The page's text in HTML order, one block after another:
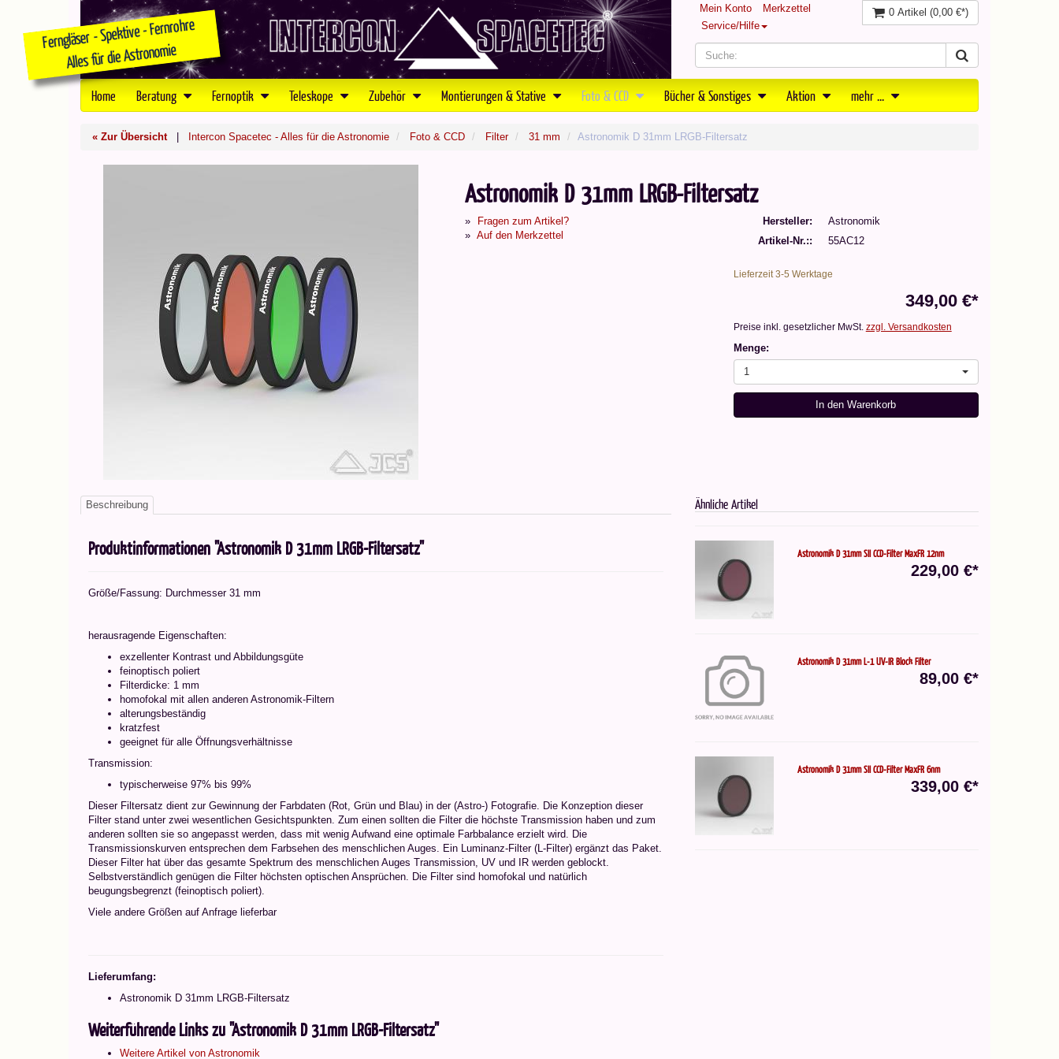
Mein Konto
Merkzettel
Service/Hilfe
0 Artikel (0,00 €*)
Home Beratung Fernoptik Teleskope Zubehör Montierungen & Stative Foto & CCD Bücher & Sonstiges Aktion mehr ...
« Zur Übersicht| Intercon Spacetec - Alles für die Astronomie Foto & CCD Filter 31 mm Astronomik D 31mm LRGB-Filtersatz
Astronomik D 31mm LRGB-Filtersatz
Fragen zum Artikel?
Auf den Merkzettel
Hersteller
Astronomik
Artikel-Nr.:
55AC12
Lieferzeit 3-5 Werktage
349,00 €*
Preise inkl. gesetzlicher MwSt. zzgl. Versandkosten
Menge:
1
In den Warenkorb
Beschreibung
Produktinformationen "Astronomik D 31mm LRGB-Filtersatz"
Größe/Fassung: Durchmesser 31 mm
herausragende Eigenschaften:
exzellenter Kontrast und Abbildungsgüte
feinoptisch poliert
Filterdicke: 1 mm
homofokal mit allen anderen Astronomik-Filtern
alterungsbeständig
kratzfest
geeignet für alle Öffnungsverhältnisse
Transmission:
typischerweise 97% bis 99%
Dieser Filtersatz dient zur Gewinnung der Farbdaten (Rot, Grün und Blau) in der (Astro-) Fotografie. Die Konzeption dieser
Filter stand unter zwei wesentlichen Gesichtspunkten. Zum einen sollten die Filter die höchste Transmission haben und zum
anderen sollten sie so angepasst werden, dass mit wenig Aufwand eine optimale Farbbalance erzielt wird. Die
Transmissionskurven entsprechen dem Farbsehen des menschlichen Auges. Ein Luminanz-Filter (L-Filter) ergänzt das Paket.
Dieser Filter hat über das gesamte Spektrum des menschlichen Auges Transmission, UV und IR werden geblockt.
Selbstverständlich genügen die Filter höchsten optischen Ansprüchen. Die Filter sind homofokal und natürlich
beugungsbegrenzt (feinoptisch poliert).
Viele andere Größen auf Anfrage lieferbar
Lieferumfang:
Astronomik D 31mm LRGB-Filtersatz
Weiterführende Links zu "Astronomik D 31mm LRGB-Filtersatz"
Weitere Artikel von Astronomik
Ähnliche Artikel
Astronomik D 31mm SII CCD-Filter MaxFR 12nm
229,00 €*
Astronomik D 31mm L-1 UV-IR Block Filter
89,00 €*
Astronomik D 31mm SII CCD-Filter MaxFR 6nm
339,00 €*